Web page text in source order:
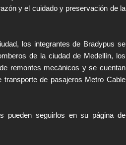
y el cuidado y preservación de la
los integrantes de Bradypus se
de la ciudad de Medellín, los
remontes mecánicos y se cuentan
de pasajeros Metro Cable
pueden seguirlos en su página de